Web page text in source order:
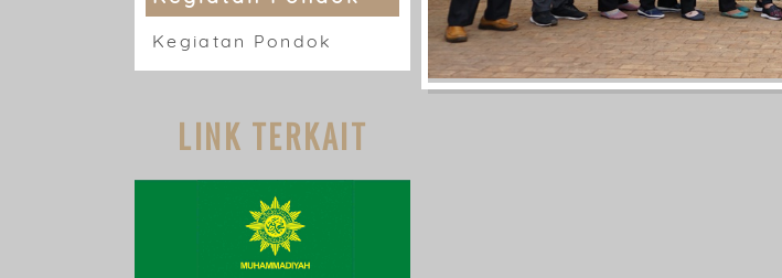
Kegiatan Pondok
LINK TERKAIT